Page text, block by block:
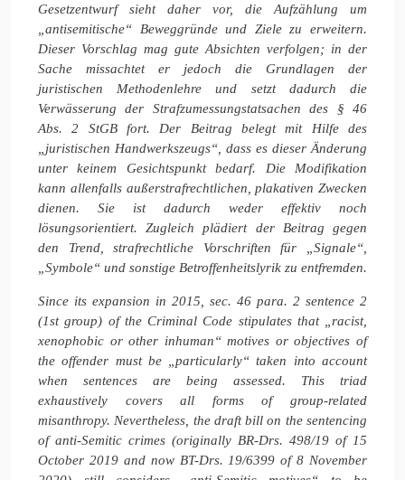
Gesetzentwurf sieht daher vor, die Aufzählung um
„antisemitische“ Beweggründe und Ziele zu erweitern.
Dieser Vorschlag mag gute Absichten verfolgen; in der
Sache missachtet er jedoch die Grundlagen der
juristischen Methodenlehre und setzt dadurch die
Verwässerung der Strafzumessungstatsachen des § 46
Abs. 2 StGB fort. Der Beitrag belegt mit Hilfe des
„juristischen Handwerkszeugs“, dass es dieser Änderung
unter keinem Gesichtspunkt bedarf. Die Modifikation
kann allenfalls außerstrafrechtlichen, plakativen Zwecken
dienen. Sie ist dadurch weder effektiv noch
lösungsorientiert. Zugleich plädiert der Beitrag gegen
den Trend, strafrechtliche Vorschriften für „Signale“,
„Symbole“ und sonstige Betroffenheitslyrik zu entfremden.
Since its expansion in 2015, sec. 46 para. 2 sentence 2
(1st group) of the Criminal Code stipulates that „racist,
xenophobic or other inhuman“ motives or objectives of
the offender must be „particularly“ taken into account
when sentences are being assessed. This triad
exhaustively covers all forms of group-related
misanthropy. Nevertheless, the draft bill on the sentencing
of anti-Semitic crimes (originally BR-Drs. 498/19 of 15
October 2019 and now BT-Drs. 19/6399 of 8 November